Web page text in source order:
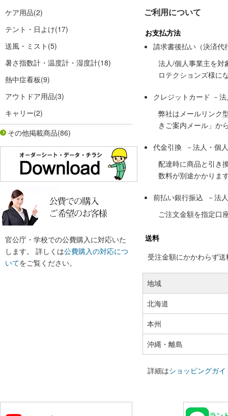
ケア用品(2)
テント・日よけ(17)
送風・ミスト (5)
暑さ指数計・温度計・湿度計(18)
熱中症看板(9)
アウトドア用品(3)
キャリー(2)
その他掲載商品(86)
官公庁・学校での公費購入に対応いた
します。 詳しくは公費購入の対応につ
いてをご覧ください。
ご利用について
お支払方法
請求書後払い（決済代
法人/個人事業主を対
ロテクションズ様に
クレジットカード －
弊社はメールリンク
きご案内メール」か
代金引換 －法人・個
配達時に商品と引き
数料が別途かかりま
前払い銀行振込 －法
ご注文金額を指定口
送料
受注金額にかかわらず
地域
北海道
本州
沖縄・離島
詳細はショッピングガイ